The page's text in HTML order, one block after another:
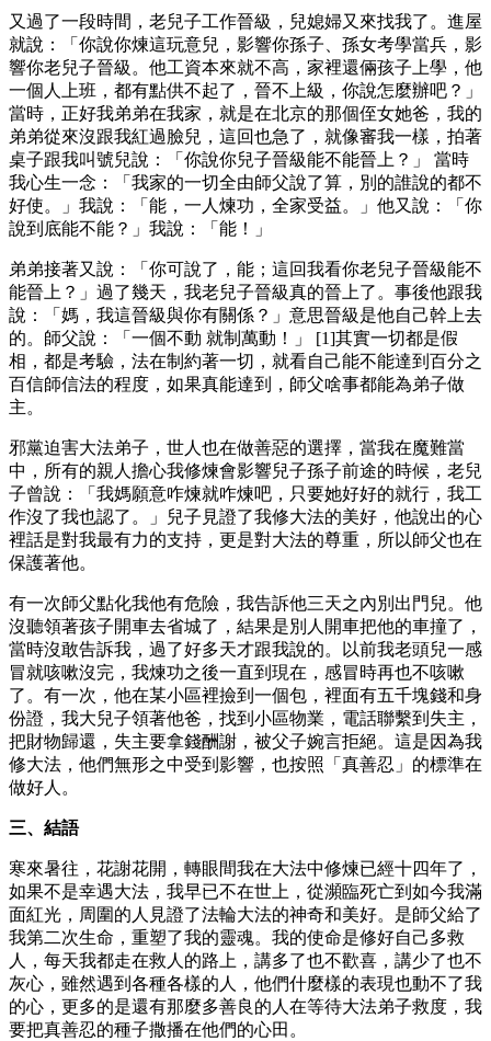
又過了一段時間，老兒子工作晉級，兒媳婦又來找我了。進屋
就說：「你說你煉這玩意兒，影響你孫子、孫女考學當兵，影
響你老兒子晉級。他工資本來就不高，家裡還倆孩子上學，他
一個人上班，都有點供不起了，晉不上級，你說怎麼辦吧？」
當時，正好我弟弟在我家，就是在北京的那個侄女她爸，我的
弟弟從來沒跟我紅過臉兒，這回也急了，就像審我一樣，拍著
桌子跟我叫號兒說：「你說你兒子晉級能不能晉上？」 當時
我心生一念：「我家的一切全由師父說了算，別的誰說的都不
好使。」我說：「能，一人煉功，全家受益。」他又說：「你
說到底能不能？」我說：「能！」
弟弟接著又說：「你可說了，能；這回我看你老兒子晉級能不
能晉上？」過了幾天，我老兒子晉級真的晉上了。事後他跟我
說：「媽，我這晉級與你有關係？」意思晉級是他自己幹上去
的。師父說：「一個不動 就制萬動！」 [1]其實一切都是假
相，都是考驗，法在制約著一切，就看自己能不能達到百分之
百信師信法的程度，如果真能達到，師父啥事都能為弟子做
主。
邪黨迫害大法弟子，世人也在做善惡的選擇，當我在魔難當
中，所有的親人擔心我修煉會影響兒子孫子前途的時候，老兒
子曾說：「我媽願意咋煉就咋煉吧，只要她好好的就行，我工
作沒了我也認了。」兒子見證了我修大法的美好，他說出的心
裡話是對我最有力的支持，更是對大法的尊重，所以師父也在
保護著他。
有一次師父點化我他有危險，我告訴他三天之內別出門兒。他
沒聽領著孩子開車去省城了，結果是別人開車把他的車撞了，
當時沒敢告訴我，過了好多天才跟我說的。以前我老頭兒一感
冒就咳嗽沒完，我煉功之後一直到現在，感冒時再也不咳嗽
了。有一次，他在某小區裡撿到一個包，裡面有五千塊錢和身
份證，我大兒子領著他爸，找到小區物業，電話聯繫到失主，
把財物歸還，失主要拿錢酬謝，被父子婉言拒絕。這是因為我
修大法，他們無形之中受到影響，也按照「真善忍」的標準在
做好人。
三、結語
寒來暑往，花謝花開，轉眼間我在大法中修煉已經十四年了，
如果不是幸遇大法，我早已不在世上，從瀕臨死亡到如今我滿
面紅光，周圍的人見證了法輪大法的神奇和美好。是師父給了
我第二次生命，重塑了我的靈魂。我的使命是修好自己多救
人，每天我都走在救人的路上，講多了也不歡喜，講少了也不
灰心，雖然遇到各種各樣的人，他們什麼樣的表現也動不了我
的心，更多的是還有那麼多善良的人在等待大法弟子救度，我
要把真善忍的種子撒播在他們的心田。